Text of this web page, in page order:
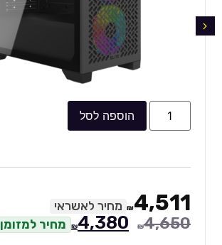
הוספה לסל
₪4,511 מחיר לאשראי
₪4,650
₪4,380 מחיר למזומן